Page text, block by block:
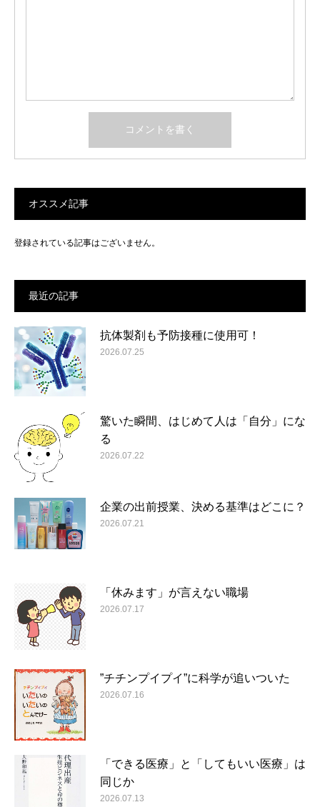
オススメ記事
登録されている記事はございません。
最近の記事
抗体製剤も予防接種に使用可！
2026.07.25
驚いた瞬間、はじめて人は「自分」にな
る
2026.07.22
企業の出前授業、決める基準はどこに？
2026.07.21
「休みます」が言えない職場
2026.07.17
”チチンプイプイ”に科学が追いついた
2026.07.16
「できる医療」と「してもいい医療」は
同じか
2026.07.13